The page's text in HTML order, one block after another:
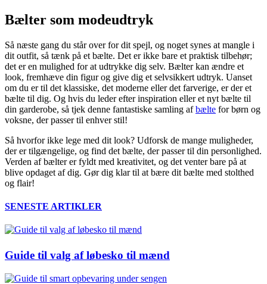
Bælter som modeudtryk
Så næste gang du står over for dit spejl, og noget synes at mangle i
dit outfit, så tænk på et bælte. Det er ikke bare et praktisk tilbehør;
det er en mulighed for at udtrykke dig selv. Bælter kan ændre et
look, fremhæve din figur og give dig et selvsikkert udtryk. Uanset
om du er til det klassiske, det moderne eller det farverige, er der et
bælte til dig. Og hvis du leder efter inspiration eller et nyt bælte til
din garderobe, så tjek denne fantastiske samling afbælte for børn og
voksne, der passer til enhver stil!
Så hvorfor ikke lege med dit look? Udforsk de mange muligheder,
der er tilgængelige, og find det bælte, der passer til din personlighed.
Verden af bælter er fyldt med kreativitet, og det venter bare på at
blive opdaget af dig. Gør dig klar til at bære dit bælte med stolthed
og flair!
SENESTE ARTIKLER
Guide til valg af løbesko til mænd